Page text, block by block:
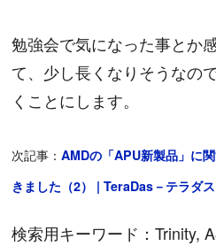
勉強会で気になった事とか
て、少し長くなりそうなの
くことにします。
次記事：AMDの「APU新製品」に
きました（2） | TeraDas－テラダス
検索用キーワード：Trinity,